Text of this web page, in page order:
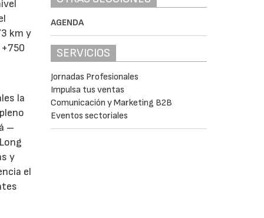
km y
la
–
y
el
AGENDA
SERVICIOS
Jornadas Profesionales
Impulsa tus ventas
Comunicación y Marketing B2B
Eventos sectoriales